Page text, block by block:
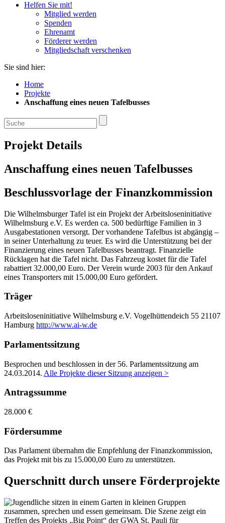
Helfen Sie mit!
Mitglied werden
Spenden
Ehrenamt
Förderer werden
Mitgliedschaft verschenken
Sie sind hier:
Home
Projekte
Anschaffung eines neuen Tafelbusses
Projekt Details
Anschaffung eines neuen Tafelbusses
Beschlussvorlage der Finanzkommission
Die Wilhelmsburger Tafel ist ein Projekt der Arbeitsloseninitiative
Wilhelmsburg e.V. Es werden ca. 500 bedürftige Familien in 3
Ausgabestationen versorgt. Der vorhandene Tafelbus ist abgängig –
in seiner Unterhaltung zu teuer. Es wird die Unterstützung bei der
Finanzierung eines neuen Tafelbusses beantragt. Finanzielle
Rücklagen hat die Tafel nicht. Das Fahrzeug kostet für die Tafel
rabattiert 32.000,00 Euro. Der Verein wurde 2003 für den Ankauf
eines Transporters mit 15.000,00 Euro gefördert.
Träger
Arbeitsloseninitiative Wilhelmsburg e.V. Vogelhüttendeich 55 21107
Hamburg http://www.ai-w.de
Parlamentssitzung
Besprochen und beschlossen in der 56. Parlamentssitzung am
24.03.2014. Alle Projekte dieser Sitzung anzeigen >
Antragssumme
28.000 €
Fördersumme
Das Parlament übernahm die Empfehlung der Finanzkommission,
das Projekt mit bis zu 15.000,00 Euro zu unterstützen.
Querschnitt durch unsere Förderprojekte